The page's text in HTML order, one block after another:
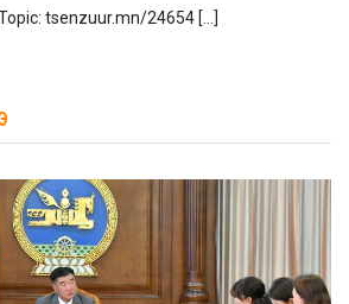
tsenzuur.mn/24654 […]